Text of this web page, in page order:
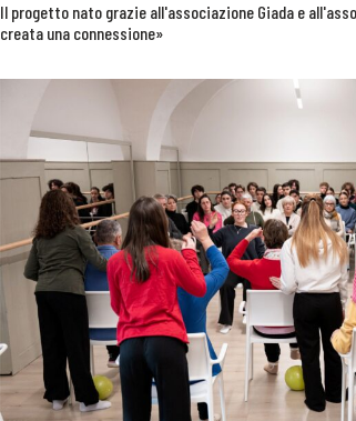
Il progetto nato grazie all'associazione Giada e
creata una connessione»